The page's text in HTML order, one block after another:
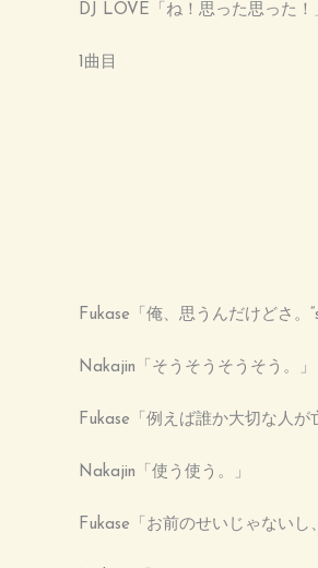
DJ LOVE「ね！思った思った！
1曲目
Fukase「俺、思うんだけどさ。
Nakajin「そうそうそうそう。」
Fukase「例えば誰か大切な人が
Nakajin「使う使う。」
Fukase「お前のせいじゃないし